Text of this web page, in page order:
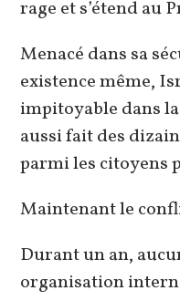
rage et s’étend au
Menacé dans sa
existence même,
impitoyable dans
aussi fait des
parmi les citoyens
Maintenant le
Durant un an,
organisation